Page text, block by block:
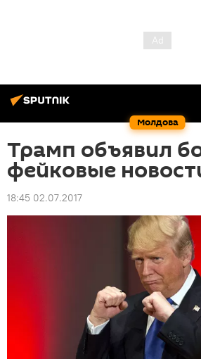
Молдова
Трамп объявил
фейковые
18:45 02.07.2017